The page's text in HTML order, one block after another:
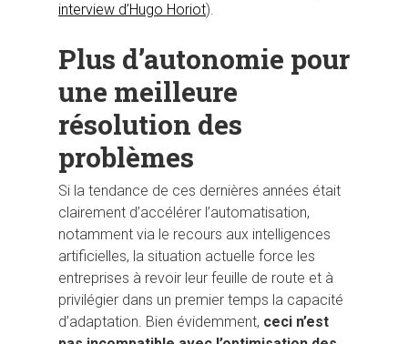
interview d’Hugo Horiot).
Plus d’autonomie pour
une meilleure
résolution des
problèmes
Si la tendance de ces dernières années était
clairement d’accélérer l’automatisation,
notamment via le recours aux intelligences
artificielles, la situation actuelle force les
entreprises à revoir leur feuille de route et à
privilégier dans un premier temps la capacité
d’adaptation. Bien évidemment, ceci n’est